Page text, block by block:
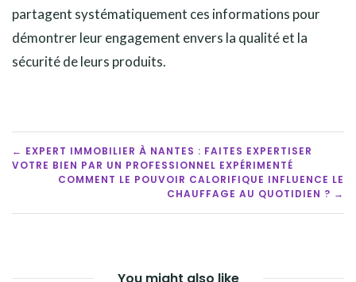
partagent systématiquement ces informations pour
démontrer leur engagement envers la qualité et la
sécurité de leurs produits.
POST
NAVIGATION
← EXPERT IMMOBILIER À NANTES : FAITES EXPERTISER
VOTRE BIEN PAR UN PROFESSIONNEL EXPÉRIMENTÉ
COMMENT LE POUVOIR CALORIFIQUE INFLUENCE LE
CHAUFFAGE AU QUOTIDIEN ? →
You might also like